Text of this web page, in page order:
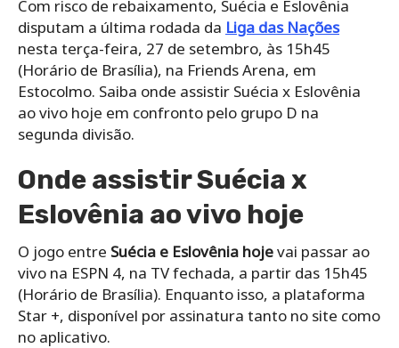
Com risco de rebaixamento, Suécia e Eslovênia
disputam a última rodada da Liga das Nações
nesta terça-feira, 27 de setembro, às 15h45
(Horário de Brasília), na Friends Arena, em
Estocolmo. Saiba onde assistir Suécia x Eslovênia
ao vivo hoje em confronto pelo grupo D na
segunda divisão.
Onde assistir Suécia x
Eslovênia ao vivo hoje
O jogo entre Suécia e Eslovênia hojevai passar ao
vivo na ESPN 4, na TV fechada, a partir das 15h45
(Horário de Brasília). Enquanto isso, a plataforma
Star +, disponível por assinatura tanto no site como
no aplicativo.